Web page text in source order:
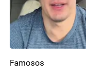
Famosos